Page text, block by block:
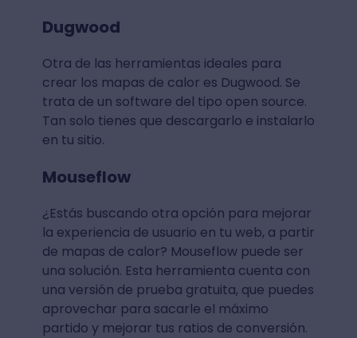
Dugwood
Otra de las herramientas ideales para
crear los mapas de calor es Dugwood. Se
trata de un software del tipo open source.
Tan solo tienes que descargarlo e instalarlo
en tu sitio.
Mouseflow
¿Estás buscando otra opción para mejorar
la experiencia de usuario en tu web, a partir
de mapas de calor? Mouseflow puede ser
una solución. Esta herramienta cuenta con
una versión de prueba gratuita, que puedes
aprovechar para sacarle el máximo
partido y mejorar tus ratios de conversión.